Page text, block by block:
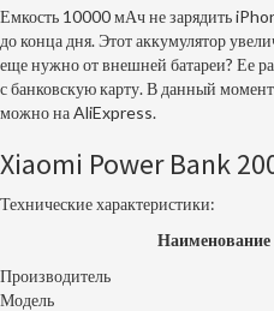
Емкость 10000 мАч не зарядить
до конца дня. Этот аккумулятор
еще нужно от внешней батареи? Ее
с банковскую карту. В данный
можно на AliExpress.
Xiaomi Power Bank
Технические характеристики:
Наименование
Производитель
Модель